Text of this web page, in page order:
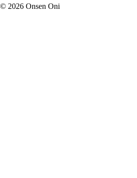
© 2026 Onsen Oni